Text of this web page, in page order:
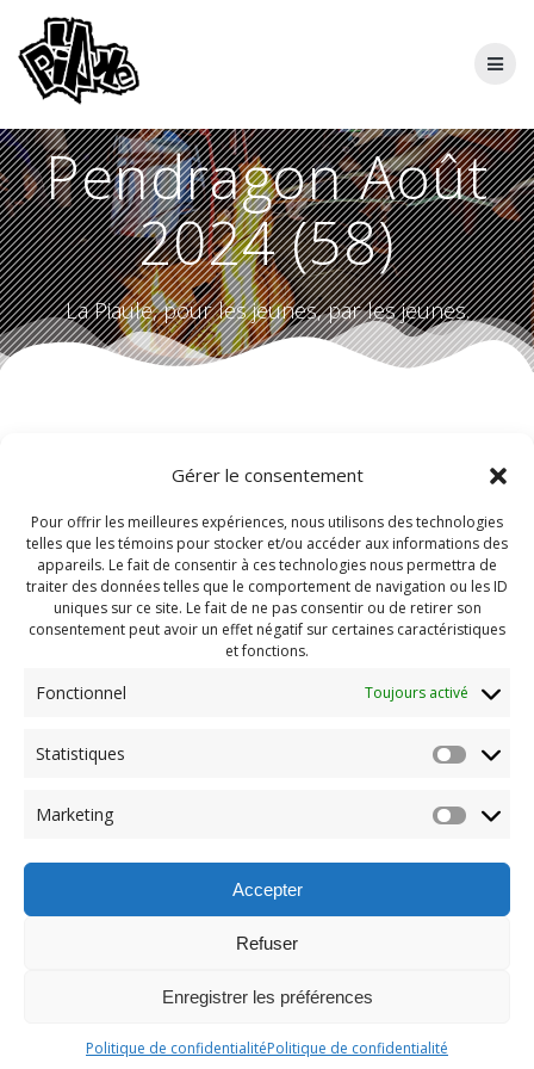
Gérer le consentement
Pour offrir les meilleures expériences, nous utilisons des technologies
telles que les témoins pour stocker et/ou accéder aux informations des
appareils. Le fait de consentir à ces technologies nous permettra de
traiter des données telles que le comportement de navigation ou les ID
uniques sur ce site. Le fait de ne pas consentir ou de retirer son
consentement peut avoir un effet négatif sur certaines caractéristiques
et fonctions.
Fonctionnel Toujours activé
Statistiques
Marketing
Accepter
Refuser
Enregistrer les préférences
Politique de confidentialitéPolitique de confidentialité
Pendragon Août
2024 (58)
La Piaule, pour les jeunes, par les jeunes.
Navigation
de
l'article
Previous:
post:
© 2026 Maison des Jeunes de Boucherville.